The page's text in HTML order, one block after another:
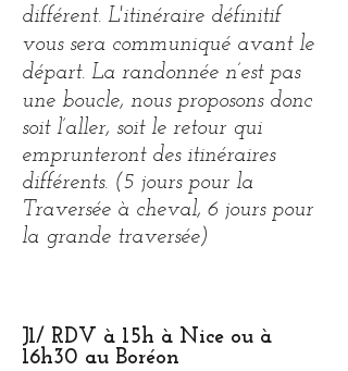
différent. L'itinéraire définitif
vous sera communiqué avant le
départ. La randonnée n’est pas
une boucle, nous proposons donc
soit l’aller, soit le retour qui
emprunteront des itinéraires
différents. (5 jours pour la
Traversée à cheval, 6 jours pour
la grande traversée)
J1/ RDV à 15h à Nice ou à
16h30 au Boréon